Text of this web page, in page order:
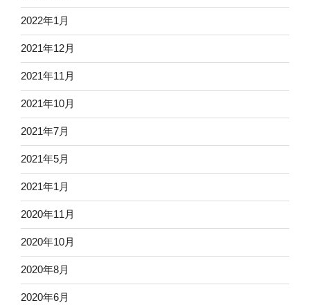
2022年1月
2021年12月
2021年11月
2021年10月
2021年7月
2021年5月
2021年1月
2020年11月
2020年10月
2020年8月
2020年6月